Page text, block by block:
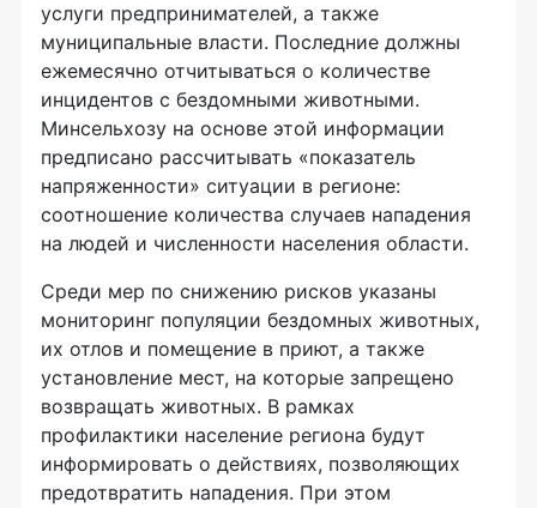
услуги предпринимателей, а также
муниципальные власти. Последние должны
ежемесячно отчитываться о количестве
инцидентов с бездомными животными.
Минсельхозу на основе этой информации
предписано рассчитывать «показатель
напряженности» ситуации в регионе:
соотношение количества случаев нападения
на людей и численности населения области.
Среди мер по снижению рисков указаны
мониторинг популяции бездомных животных,
их отлов и помещение в приют, а также
установление мест, на которые запрещено
возвращать животных. В рамках
профилактики население региона будут
информировать о действиях, позволяющих
предотвратить нападения. При этом